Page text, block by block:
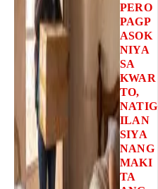
PERO
PAGP
ASOK
NIYA
SA
KWAR
TO,
NATIG
ILAN
SIYA
NANG
MAKI
TA